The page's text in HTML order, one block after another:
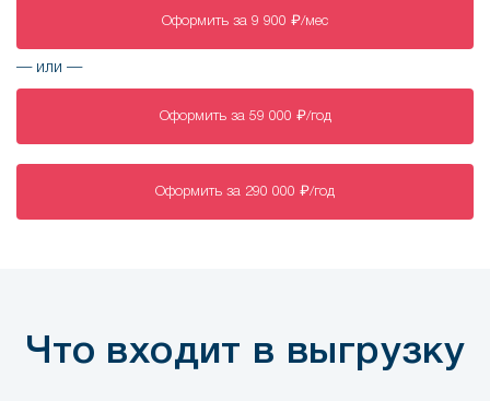
Оформить за 9 900 ₽/мес
— или —
Оформитьза 59 000 ₽/год
Оформить за 290 000 ₽/год
Что входит в выгрузку